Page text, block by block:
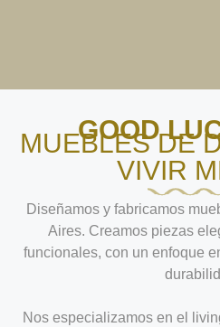
GOOD
MUEBLES DE
VIVIR
Diseñamos y fabricamos
Aires. Creamos piezas
funcionales, con un enfoque
Nos especializamos en el